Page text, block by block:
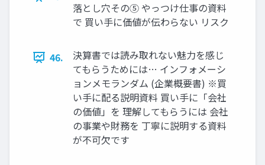
落とし穴その⑤ やっつけ仕事の資料
で 買い手に価値が伝わらない リスク
46.
決算書では読み取れない魅力を感じ
てもらうためには… インフォメーシ
ョンメモランダム (企業概要書) ※買
い手に配る説明資料 買い手に「会社
の価値」を 理解してもらうには 会社
の事業や財務を 丁寧に説明する資料
が不可欠です